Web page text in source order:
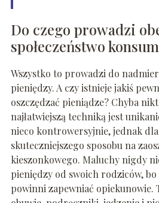
Do czego prowadzi
społeczeństwo
Wszystko to prowadzi do
pieniędzy. A czy istnieje jakiś
oszczędzać pieniądze? Chyba
najłatwiejszą techniką jest
nieco kontrowersyjnie, jednak
skuteczniejszego sposobu na
kieszonkowego. Maluchy nigdy
pieniędzy od swoich rodziców,
powinni zapewniać opiekunowie.